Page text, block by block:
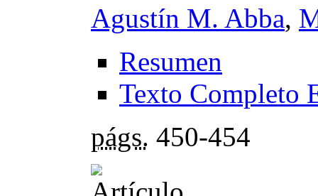
Agustín M. Abba,
Resumen
Texto Completo
págs. 450-454